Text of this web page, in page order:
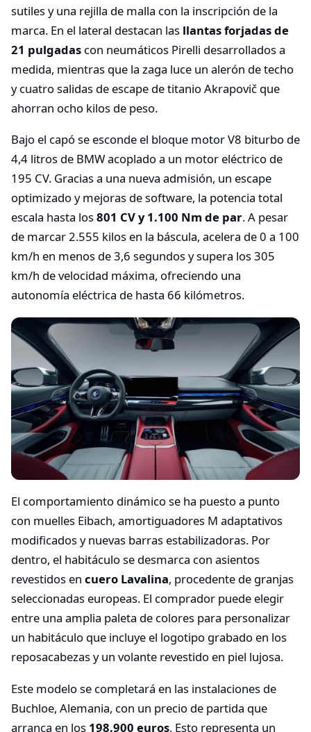
sutiles y una rejilla de malla con la inscripción de la
marca. En el lateral destacan las llantas forjadas de
21 pulgadas con neumáticos Pirelli desarrollados a
medida, mientras que la zaga luce un alerón de techo
y cuatro salidas de escape de titanio Akrapovič que
ahorran ocho kilos de peso.
Bajo el capó se esconde el bloque motor V8 biturbo de
4,4 litros de BMW acoplado a un motor eléctrico de
195 CV. Gracias a una nueva admisión, un escape
optimizado y mejoras de software, la potencia total
escala hasta los801 CV y 1.100 Nm de par. A pesar
de marcar 2.555 kilos en la báscula, acelera de 0 a 100
km/h en menos de 3,6 segundos y supera los 305
km/h de velocidad máxima, ofreciendo una
autonomía eléctrica de hasta 66 kilómetros.
El comportamiento dinámico se ha puesto a punto
con muelles Eibach, amortiguadores M adaptativos
modificados y nuevas barras estabilizadoras. Por
dentro, el habitáculo se desmarca con asientos
revestidos en cuero Lavalina, procedente de granjas
seleccionadas europeas. El comprador puede elegir
entre una amplia paleta de colores para personalizar
un habitáculo que incluye el logotipo grabado en los
reposacabezas y un volante revestido en piel lujosa.
Este modelo se completará en las instalaciones de
Buchloe, Alemania, con un precio de partida que
arranca en los 198.900 euros. Esto representa un